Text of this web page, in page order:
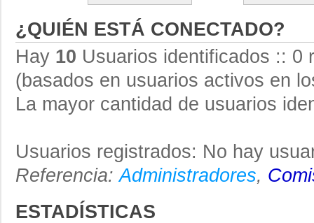
¿QUIÉN ESTÁ CONECTADO?
Hay 10 Usuarios identificados :: 0
(basados en usuarios activos en
La mayor cantidad de usuarios
Usuarios registrados: No hay
Referencia:Administradores,
ESTADÍSTICAS